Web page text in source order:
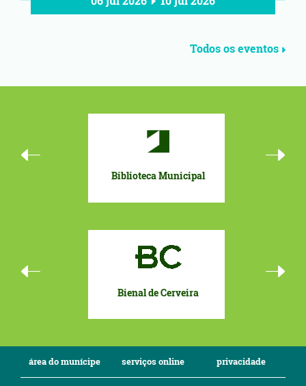
Todos os eventos
Biblioteca Municipal
Bienal de Cerveira
área do munícipe serviços online privacidade